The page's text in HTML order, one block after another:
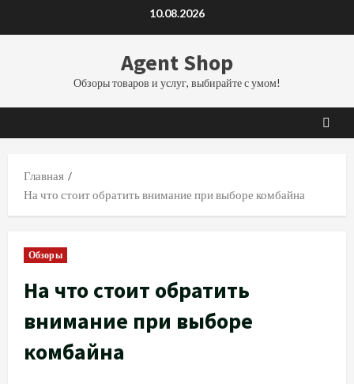
10.08.2026
Agent Shop
Обзоры товаров и услуг, выбирайте с умом!
Главная
На что стоит обратить внимание при выборе комбайна
Обзоры
На что стоит обратить
внимание при выборе
комбайна